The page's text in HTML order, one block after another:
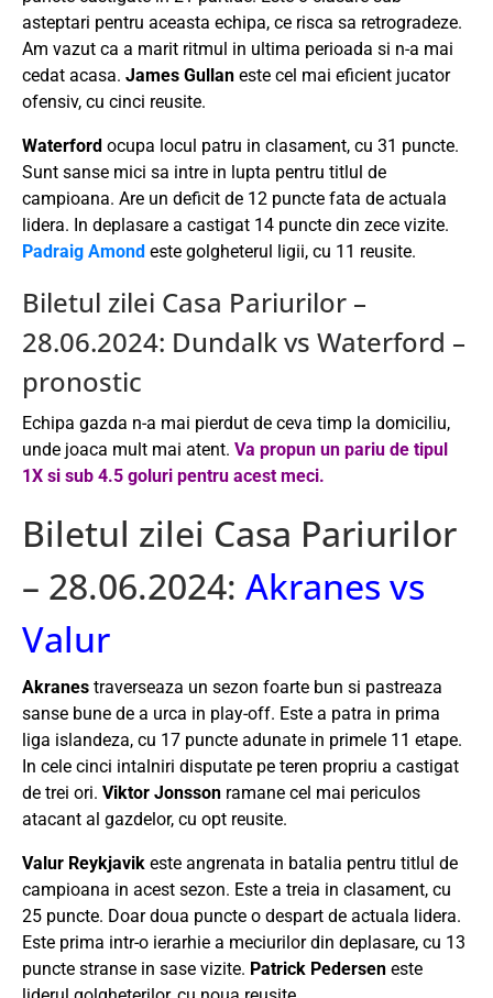
asteptari pentru aceasta echipa, ce risca sa retrogradeze.
Am vazut ca a marit ritmul in ultima perioada si n-a mai
cedat acasa. James Gullan este cel mai eficient jucator
ofensiv, cu cinci reusite.
Waterford ocupa locul patru in clasament, cu 31 puncte.
Sunt sanse mici sa intre in lupta pentru titlul de
campioana. Are un deficit de 12 puncte fata de actuala
lidera. In deplasare a castigat 14 puncte din zece vizite.
Padraig Amond este golgheterul ligii, cu 11 reusite.
Biletul zilei Casa Pariurilor –
28.06.2024: Dundalk vs Waterford –
pronostic
Echipa gazda n-a mai pierdut de ceva timp la domiciliu,
unde joaca mult mai atent. Va propun un pariu de tipul
1X si sub 4.5 goluri pentru acest meci.
Biletul zilei Casa Pariurilor
– 28.06.2024: Akranes vs
Valur
Akranes traverseaza un sezon foarte bun si pastreaza
sanse bune de a urca in play-off. Este a patra in prima
liga islandeza, cu 17 puncte adunate in primele 11 etape.
In cele cinci intalniri disputate pe teren propriu a castigat
de trei ori. Viktor Jonsson ramane cel mai periculos
atacant al gazdelor, cu opt reusite.
Valur Reykjavik este angrenata in batalia pentru titlul de
campioana in acest sezon. Este a treia in clasament, cu
25 puncte. Doar doua puncte o despart de actuala lidera.
Este prima intr-o ierarhie a meciurilor din deplasare, cu 13
puncte stranse in sase vizite. Patrick Pedersen este